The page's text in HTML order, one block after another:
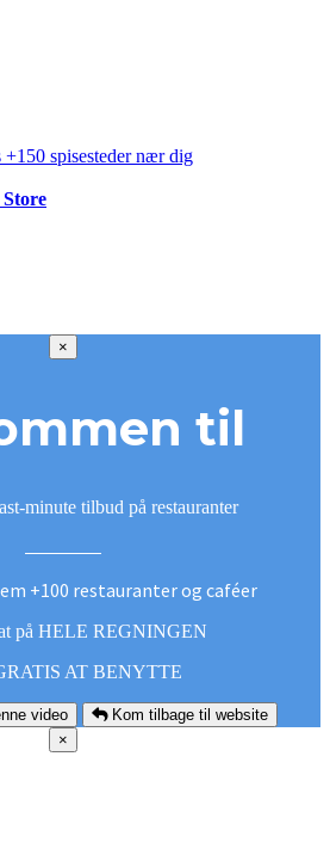
+150 spisesteder nær dig
×
til
minute tilbud på restauranter
+100 restauranter og caféer
på HELE REGNINGEN
AT BENYTTE
video
Kom tilbage til website
×